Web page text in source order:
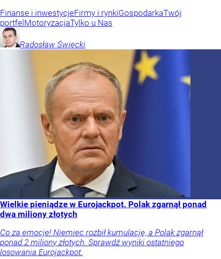
Finanse i inwestycjeFirmy i rynkiGospodarkaTwój
portfelMotoryzacjaTylko u Nas
Radosław Święcki
Wielkie pieniądze w Eurojackpot. Polak zgarnął ponad
dwa miliony złotych
Co za emocje! Niemiec rozbił kumulację, a Polak zgarnął
ponad 2 miliony złotych. Sprawdź wyniki ostatniego
losowania Eurojackpot.